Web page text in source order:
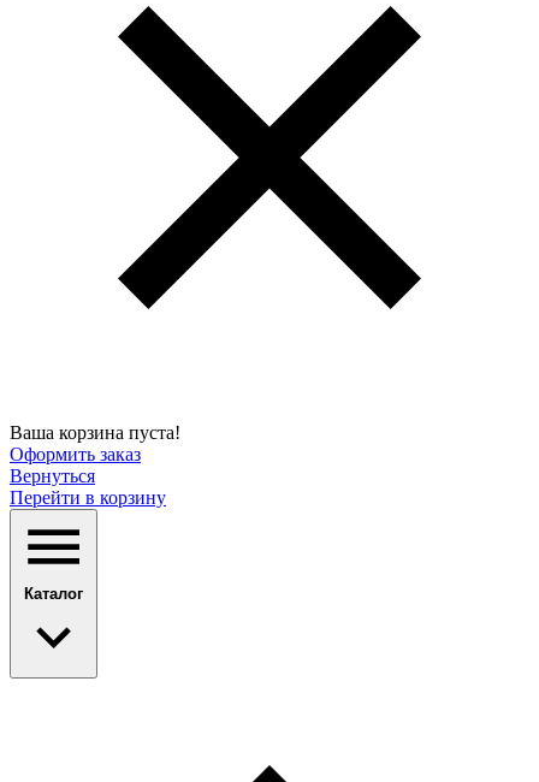
Ваша корзина пуста!
Оформить заказ
Вернуться
Перейти в корзину
Каталог